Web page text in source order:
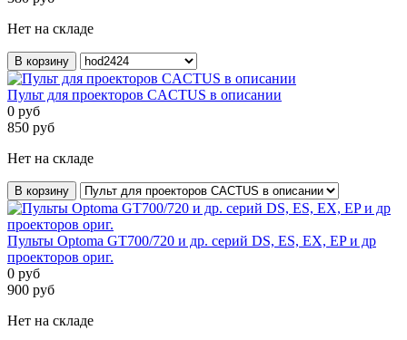
Нет на складе
В корзину
Пульт для проекторов CACTUS в описании
0 руб
850 руб
Нет на складе
В корзину
Пульты Optoma GT700/720 и др. серий DS, ES, EX, EP и др
проекторов ориг.
0 руб
900 руб
Нет на складе